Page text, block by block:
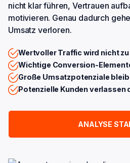
nicht klar führen, Vertrauen
motivieren. Genau dadurch
Umsatz verloren.
Wertvoller Traffic wird nicht
Wichtige Conversion-
Große Umsatzpotenziale
Potenzielle Kunden verlassen
ANALYSE